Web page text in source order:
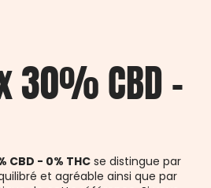
30% CBD -
CBD - 0% THCse distingue par
et agréable ainsi que par